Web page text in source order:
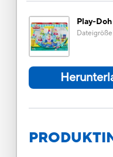
Play-
Dateigröße